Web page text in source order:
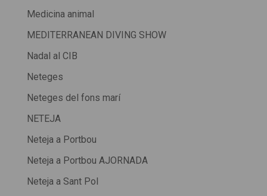
Medicina animal
MEDITERRANEAN DIVING SHOW
Nadal al CIB
Neteges
Neteges del fons marí
NETEJA
Neteja a Portbou
Neteja a Portbou AJORNADA
Neteja a Sant Pol